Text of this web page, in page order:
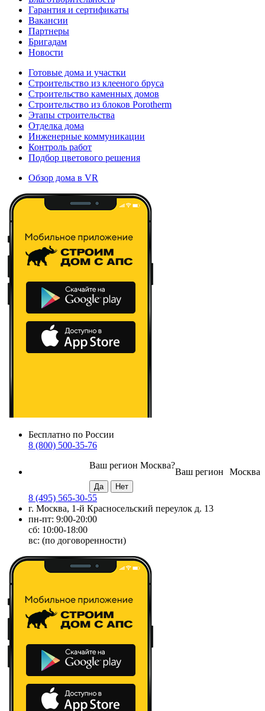
Гарантия и сертификаты
Вакансии
Партнеры
Бригадам
Новости
Готовые дома и участки
Строительство из клееного бруса
Строительство каменных домов
Строительство из блоков Porotherm
Этапы строительства
Отделка дома
Инженерные коммуникации
Контроль работ
Подбор цветового решения
Обзор дома в VR
Бесплатно по России
8 (800) 500-35-76
Москва
Ваш регион
Ваш регион Москва?
8 (495) 565-30-55
г. Москва, 1-й Красносельский переулок д. 13
пн-пт: 9:00-20:00
сб: 10:00-18:00
вс: (по договоренности)